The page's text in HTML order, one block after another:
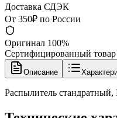
Доставка СДЭК
От 350₽ по России
Оригинал 100%
Сертифицированный товар
Описание
Распылитель